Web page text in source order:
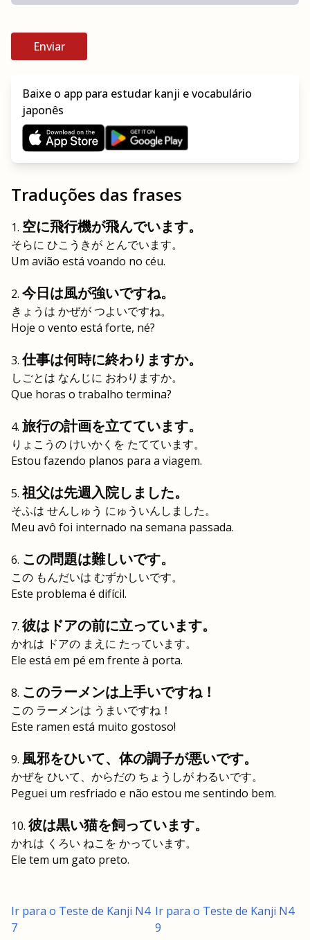
Enviar
Baixe o app para estudar kanji e vocabulário
japonês
Traduções das frases
空に飛行機が飛んでいます。
そらに ひこうきが とんでいます。
Um avião está voando no céu.
今日は風が強いですね。
きょうは かぜが つよいですね。
Hoje o vento está forte, né?
仕事は何時に終わりますか。
しごとは なんじに おわりますか。
Que horas o trabalho termina?
旅行の計画を立てています。
りょこうの けいかくを たてています。
Estou fazendo planos para a viagem.
祖父は先週入院しました。
そふは せんしゅう にゅういんしました。
Meu avô foi internado na semana passada.
この問題は難しいです。
この もんだいは むずかしいです。
Este problema é difícil.
彼はドアの前に立っています。
かれは ドアの まえに たっています。
Ele está em pé em frente à porta.
このラーメンは上手いですね！
この ラーメンは うまいですね！
Este ramen está muito gostoso!
風邪をひいて、体の調子が悪いです。
かぜを ひいて、からだの ちょうしが わるいです。
Peguei um resfriado e não estou me sentindo bem.
彼は黒い猫を飼っています。
かれは くろい ねこを かっています。
Ele tem um gato preto.
Ir para o Teste de Kanji N4
7
Ir para o Teste de Kanji N4
9